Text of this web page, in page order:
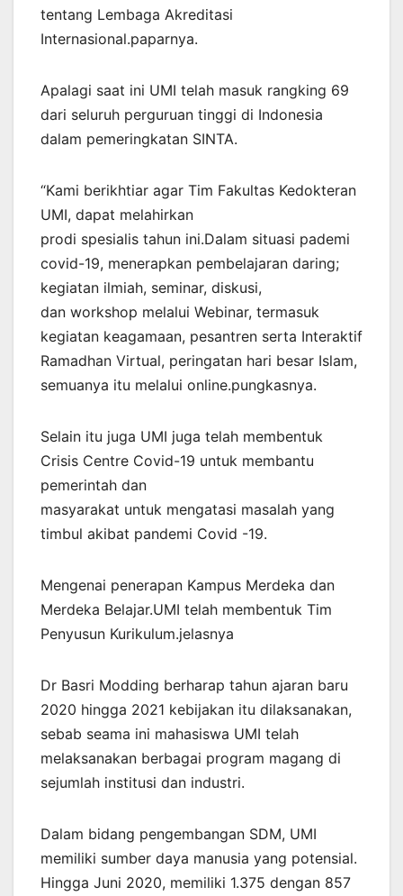
tentang Lembaga Akreditasi
Internasional.paparnya.
Apalagi saat ini UMI telah masuk rangking 69
dari seluruh perguruan tinggi di Indonesia
dalam pemeringkatan SINTA.
“Kami berikhtiar agar Tim Fakultas Kedokteran
UMI, dapat melahirkan
prodi spesialis tahun ini.Dalam situasi pademi
covid-19, menerapkan pembelajaran daring;
kegiatan ilmiah, seminar, diskusi,
dan workshop melalui Webinar, termasuk
kegiatan keagamaan, pesantren serta Interaktif
Ramadhan Virtual, peringatan hari besar Islam,
semuanya itu melalui online.pungkasnya.
Selain itu juga UMI juga telah membentuk
Crisis Centre Covid-19 untuk membantu
pemerintah dan
masyarakat untuk mengatasi masalah yang
timbul akibat pandemi Covid -19.
Mengenai penerapan Kampus Merdeka dan
Merdeka Belajar.UMI telah membentuk Tim
Penyusun Kurikulum.jelasnya
Dr Basri Modding berharap tahun ajaran baru
2020 hingga 2021 kebijakan itu dilaksanakan,
sebab seama ini mahasiswa UMI telah
melaksanakan berbagai program magang di
sejumlah institusi dan industri.
Dalam bidang pengembangan SDM, UMI
memiliki sumber daya manusia yang potensial.
Hingga Juni 2020, memiliki 1.375 dengan 857